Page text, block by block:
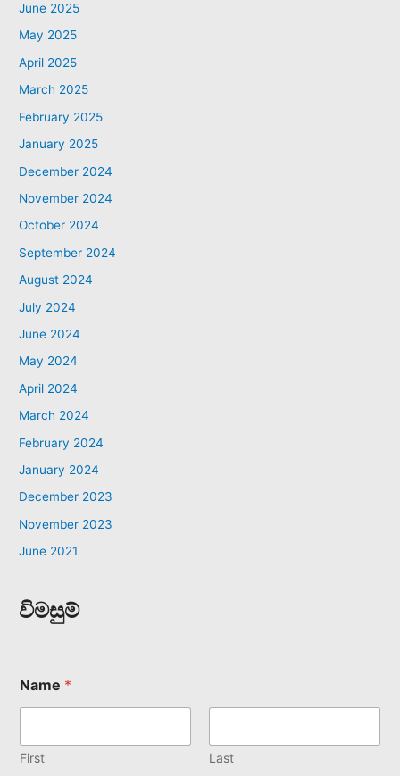
June 2025
May 2025
April 2025
March 2025
February 2025
January 2025
December 2024
November 2024
October 2024
September 2024
August 2024
July 2024
June 2024
May 2024
April 2024
March 2024
February 2024
January 2024
December 2023
November 2023
June 2021
විමසුම්
Name *
First Last